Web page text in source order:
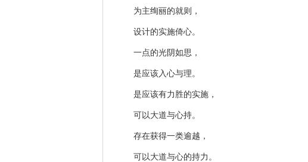
为主绚丽的就则，
设计的实施倚心。
一点的光阴如思，
是应该入心与理。
是应该有力胜的实施，
可以大道与心持。
存在获得一类逾越，
可以大道与心的持力。